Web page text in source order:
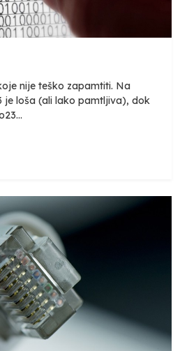
nije teško zapamtiti. Na
je loša (ali lako pamtljiva), dok